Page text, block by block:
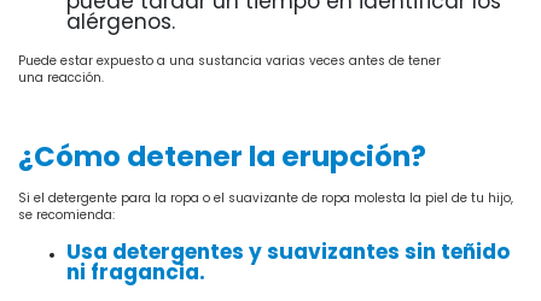
alérgenos.
Puede estar expuesto a una sustancia varias veces antes de tener
una reacción.
¿Cómo detener la erupción?
Si el detergente para la ropa o el suavizante de ropa molesta la piel de tu hijo,
se recomienda:
Usa detergentes y suavizantes sin teñido
ni fragancia.